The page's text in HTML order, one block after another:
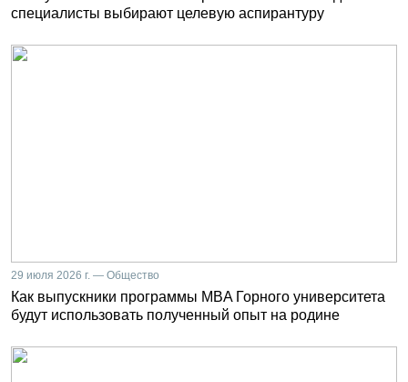
специалисты выбирают целевую аспирантуру
29 июля 2026 г. — Общество
Как выпускники программы MBA Горного университета
будут использовать полученный опыт на родине